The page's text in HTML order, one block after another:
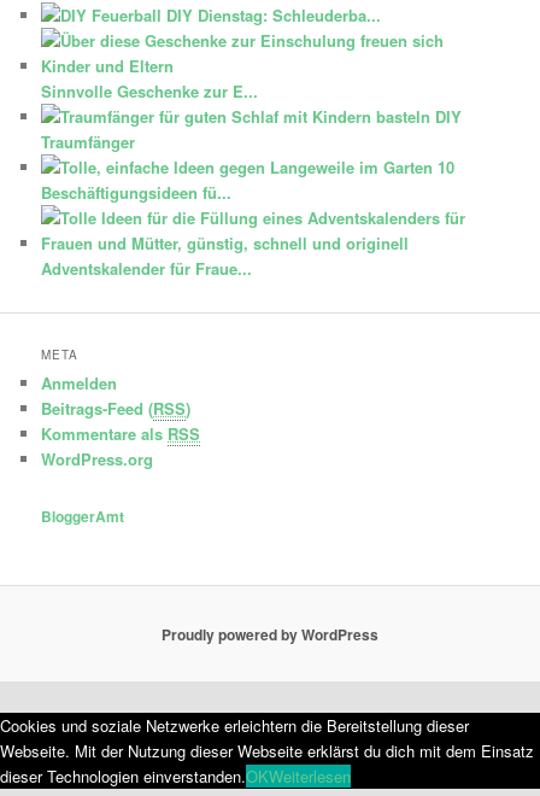
DIY Dienstag: Schleuderba...
Sinnvolle Geschenke zur E...
DIY
Traumfänger
10
Beschäftigungsideen fü...
Adventskalender für Fraue...
META
Anmelden
Beitrags-Feed (RSS)
Kommentare als RSS
WordPress.org
BloggerAmt
Proudly powered by WordPress
Cookies und soziale Netzwerke erleichtern die Bereitstellung dieser
Webseite. Mit der Nutzung dieser Webseite erklärst du dich mit dem Einsatz
dieser Technologien einverstanden.OKWeiterlesen